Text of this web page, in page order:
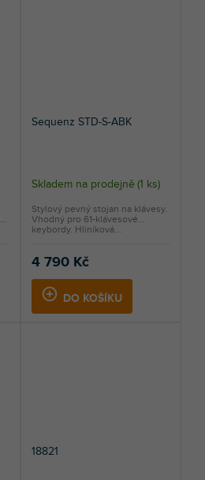
Sequenz STD-S-ABK
Skladem na prodejně (1 ks)
4 790 Kč
DO KOŠÍKU
Stylový pevný stojan na klávesy.
Vhodný pro 61-klávesové
keybordy. Hliníková...
18821